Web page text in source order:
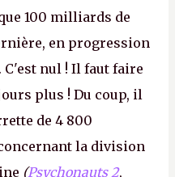
100 milliards de
en progression
C'est nul ! Il faut faire
plus ! Du coup, il
de 4 800
la division
(Psychonauts 2,